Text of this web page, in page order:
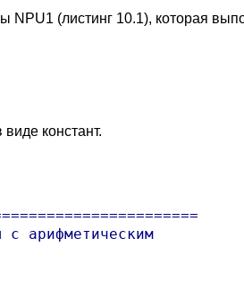
(листинг 10.1), которая
констант.
арифметическим